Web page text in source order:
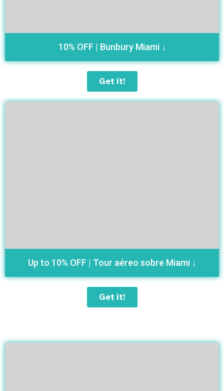
10% OFF | Bunbury Miami ↓
Get it!
Up to 10% OFF | Tour aéreo sobre Miami ↓
Get it!